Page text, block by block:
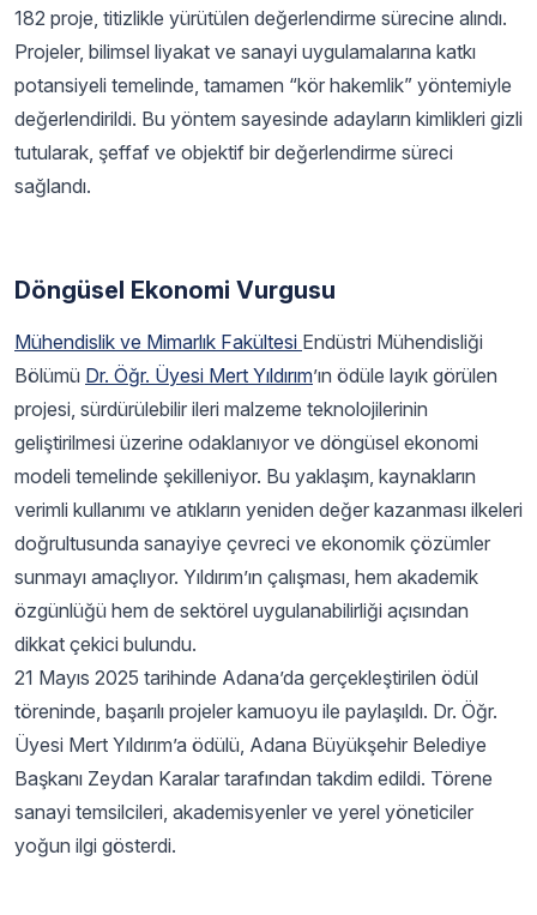
182 proje, titizlikle yürütülen değerlendirme sürecine alındı.
Projeler, bilimsel liyakat ve sanayi uygulamalarına katkı
potansiyeli temelinde, tamamen “kör hakemlik” yöntemiyle
değerlendirildi. Bu yöntem sayesinde adayların kimlikleri gizli
tutularak, şeffaf ve objektif bir değerlendirme süreci
sağlandı.
Döngüsel Ekonomi Vurgusu
Mühendislik ve Mimarlık Fakültesi Endüstri Mühendisliği
Bölümü Dr. Öğr. Üyesi Mert Yıldırım’ın ödüle layık görülen
projesi, sürdürülebilir ileri malzeme teknolojilerinin
geliştirilmesi üzerine odaklanıyor ve döngüsel ekonomi
modeli temelinde şekilleniyor. Bu yaklaşım, kaynakların
verimli kullanımı ve atıkların yeniden değer kazanması ilkeleri
doğrultusunda sanayiye çevreci ve ekonomik çözümler
sunmayı amaçlıyor. Yıldırım’ın çalışması, hem akademik
özgünlüğü hem de sektörel uygulanabilirliği açısından
dikkat çekici bulundu.
21 Mayıs 2025 tarihinde Adana’da gerçekleştirilen ödül
töreninde, başarılı projeler kamuoyu ile paylaşıldı. Dr. Öğr.
Üyesi Mert Yıldırım’a ödülü, Adana Büyükşehir Belediye
Başkanı Zeydan Karalar tarafından takdim edildi. Törene
sanayi temsilcileri, akademisyenler ve yerel yöneticiler
yoğun ilgi gösterdi.